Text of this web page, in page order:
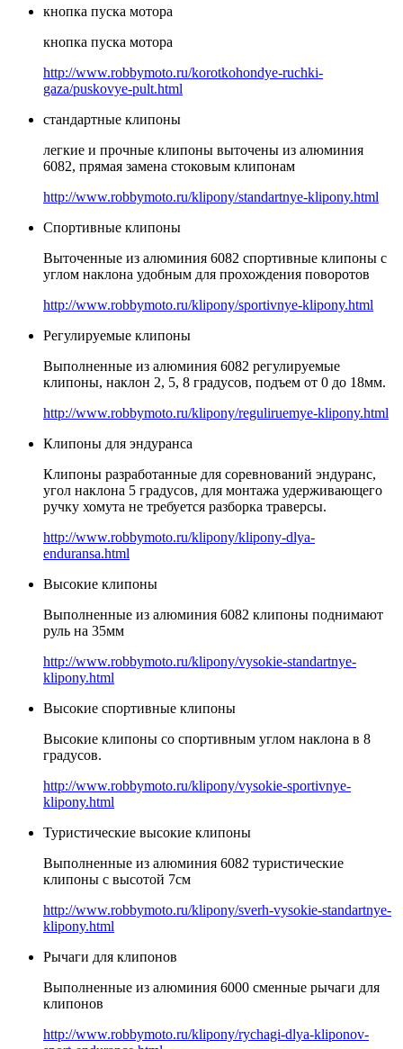
кнопка пуска мотора
кнопка пуска мотора
http://www.robbymoto.ru/korotkohondye-ruchki-
gaza/puskovye-pult.html
стандартные клипоны
легкие и прочные клипоны выточены из алюминия
6082, прямая замена стоковым клипонам
http://www.robbymoto.ru/klipony/standartnye-klipony.html
Спортивные клипоны
Выточенные из алюминия 6082 спортивные клипоны с
углом наклона удобным для прохождения поворотов
http://www.robbymoto.ru/klipony/sportivnye-klipony.html
Регулируемые клипоны
Выполненные из алюминия 6082 регулируемые
клипоны, наклон 2, 5, 8 градусов, подъем от 0 до 18мм.
http://www.robbymoto.ru/klipony/reguliruemye-klipony.html
Клипоны для эндуранса
Клипоны разработанные для соревнований эндуранс,
угол наклона 5 градусов, для монтажа удерживающего
ручку хомута не требуется разборка траверсы.
http://www.robbymoto.ru/klipony/klipony-dlya-
enduransa.html
Высокие клипоны
Выполненные из алюминия 6082 клипоны поднимают
руль на 35мм
http://www.robbymoto.ru/klipony/vysokie-standartnye-
klipony.html
Высокие спортивные клипоны
Высокие клипоны со спортивным углом наклона в 8
градусов.
http://www.robbymoto.ru/klipony/vysokie-sportivnye-
klipony.html
Туристические высокие клипоны
Выполненные из алюминия 6082 туристические
клипоны с высотой 7см
http://www.robbymoto.ru/klipony/sverh-vysokie-standartnye-
klipony.html
Рычаги для клипонов
Выполненные из алюминия 6000 сменные рычаги для
клипонов
http://www.robbymoto.ru/klipony/rychagi-dlya-kliponov-